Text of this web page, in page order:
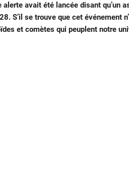
avait été lancée disant qu’un
S’il se trouve que cet événement
et comètes qui peuplent notre